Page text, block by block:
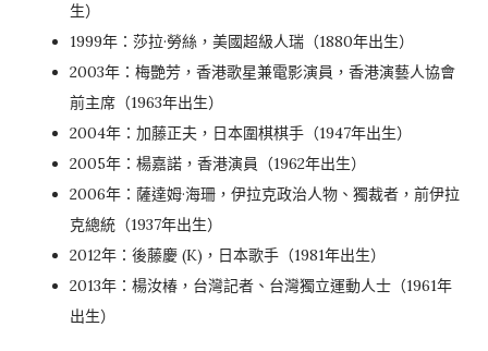
生）
1999年：莎拉·勞絲，美國超級人瑞（1880年出生）
2003年：梅艷芳，香港歌星兼電影演員，香港演藝人協會
前主席（1963年出生）
2004年：加藤正夫，日本圍棋棋手（1947年出生）
2005年：楊嘉諾，香港演員（1962年出生）
2006年：薩達姆·海珊，伊拉克政治人物、獨裁者，前伊拉
克總統（1937年出生）
2012年：後藤慶 (K)，日本歌手（1981年出生）
2013年：楊汝椿，台灣記者、台灣獨立運動人士（1961年
出生）